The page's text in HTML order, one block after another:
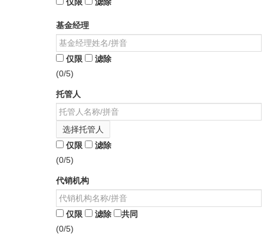
基金经理
仅限
滤除
(0/5)
托管人
选择托管人
仅限
滤除
(0/5)
代销机构
仅限 滤除
共同
(0/5)